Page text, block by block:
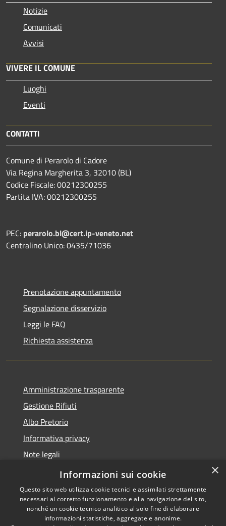
Notizie
Comunicati
Avvisi
VIVERE IL COMUNE
Luoghi
Eventi
CONTATTI
Comune di Perarolo di Cadore
Via Regina Margherita 3, 32010 (BL)
Codice Fiscale: 00212300255
Partita IVA: 00212300255
PEC: perarolo.bl@cert.ip-veneto.net
Centralino Unico: 0435/71036
Prenotazione appuntamento
Segnalazione disservizio
Leggi le FAQ
Richiesta assistenza
Amministrazione trasparente
Gestione Rifiuti
Albo Pretorio
Informativa privacy
Note legali
Dichiarazione di accessibilità
Copyright © 2026 • Comune di
×
Informazioni sui cookie
Questo sito web utilizza cookie tecnici e assimilati strettamente
necessari al corretto funzionamento e alla navigazione del sito,
nonché un cookie tecnico analitico al solo fine di elaborare
informazioni statistiche, aggregate e anonime.